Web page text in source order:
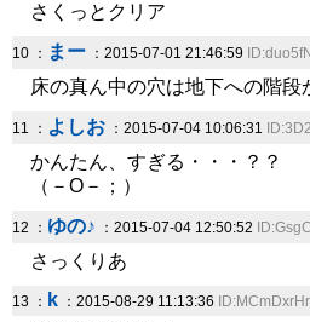
さくっとクリア
10 ： まー ：2015-07-01 21:46:59
床の真ん中の穴は地下への階段
11 ： よしお ：2015-07-04 10:06:31
かんたん、すぎる・・・？？
（－O－；）
12 ： ゆの♪ ：2015-07-04 12:50:52
さっくりあ
13 ： k ：2015-08-29 11:13:36